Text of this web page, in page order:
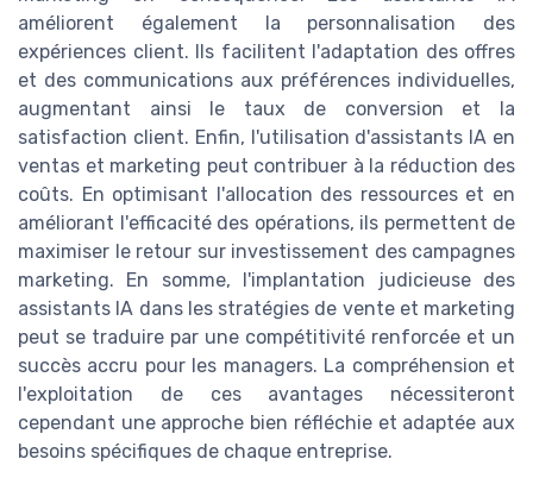
améliorent également la personnalisation des
expériences client. Ils facilitent l'adaptation des offres
et des communications aux préférences individuelles,
augmentant ainsi le taux de conversion et la
satisfaction client. Enfin, l'utilisation d'assistants IA en
ventas et marketing peut contribuer à la réduction des
coûts. En optimisant l'allocation des ressources et en
améliorant l'efficacité des opérations, ils permettent de
maximiser le retour sur investissement des campagnes
marketing. En somme, l'implantation judicieuse des
assistants IA dans les stratégies de vente et marketing
peut se traduire par une compétitivité renforcée et un
succès accru pour les managers. La compréhension et
l'exploitation de ces avantages nécessiteront
cependant une approche bien réfléchie et adaptée aux
besoins spécifiques de chaque entreprise.